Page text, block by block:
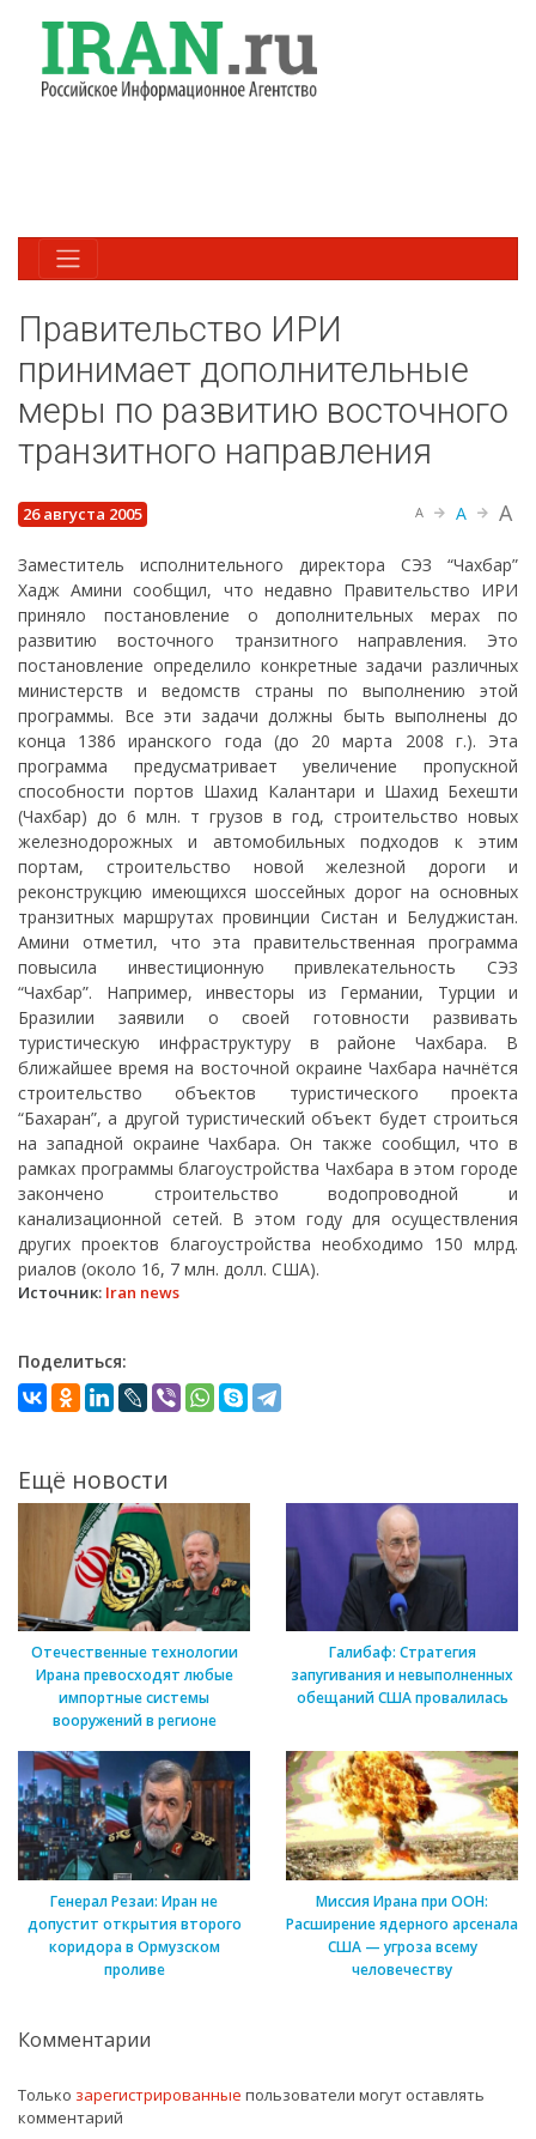
Правительство ИРИ
принимает дополнительные
меры по развитию восточного
транзитного направления
26 августа 2005 A A A
Заместитель исполнительного директора СЭЗ “Чахбар”
Хадж Амини сообщил, что недавно Правительство ИРИ
приняло постановление о дополнительных мерах по
развитию восточного транзитного направления. Это
постановление определило конкретные задачи различных
министерств и ведомств страны по выполнению этой
программы. Все эти задачи должны быть выполнены до
конца 1386 иранского года (до 20 марта 2008 г.). Эта
программа предусматривает увеличение пропускной
способности портов Шахид Калантари и Шахид Бехешти
(Чахбар) до 6 млн. т грузов в год, строительство новых
железнодорожных и автомобильных подходов к этим
портам, строительство новой железной дороги и
реконструкцию имеющихся шоссейных дорог на основных
транзитных маршрутах провинции Систан и Белуджистан.
Амини отметил, что эта правительственная программа
повысила инвестиционную привлекательность СЭЗ
“Чахбар”. Например, инвесторы из Германии, Турции и
Бразилии заявили о своей готовности развивать
туристическую инфраструктуру в районе Чахбара. В
ближайшее время на восточной окраине Чахбара начнётся
строительство объектов туристического проекта
“Бахаран”, а другой туристический объект будет строиться
на западной окраине Чахбара. Он также сообщил, что в
рамках программы благоустройства Чахбара в этом городе
закончено строительство водопроводной и
канализационной сетей. В этом году для осуществления
других проектов благоустройства необходимо 150 млрд.
риалов (около 16, 7 млн. долл. США).
Источник: Iran news
Поделиться:
Ещё новости
Отечественные технологии
Ирана превосходят любые
импортные системы
вооружений в регионе
Галибаф: Стратегия
запугивания и невыполненных
обещаний США провалилась
Генерал Резаи: Иран не
допустит открытия второго
коридора в Ормузском
проливе
Миссия Ирана при ООН:
Расширение ядерного арсенала
США — угроза всему
человечеству
Комментарии
Только зарегистрированные пользователи могут оставлять
комментарий